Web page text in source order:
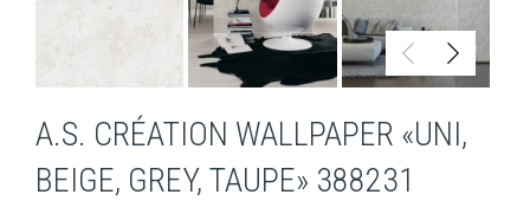
A.S. CRÉATION WALLPAPER «UNI,
BEIGE, GREY, TAUPE» 388231